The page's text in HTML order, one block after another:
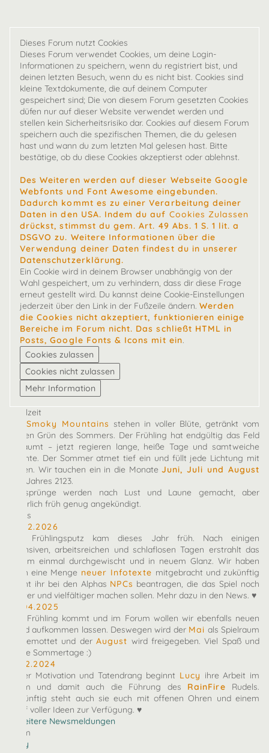
Dieses Forum nutzt Cookies
Dieses Forum verwendet Cookies, um deine Login-
Informationen zu speichern, wenn du registriert bist, und
deinen letzten Besuch, wenn du es nicht bist. Cookies sind
kleine Textdokumente, die auf deinem Computer
gespeichert sind; Die von diesem Forum gesetzten Cookies
düfen nur auf dieser Website verwendet werden und
stellen kein Sicherheitsrisiko dar. Cookies auf diesem Forum
speichern auch die spezifischen Themen, die du gelesen
hast und wann du zum letzten Mal gelesen hast. Bitte
bestätige, ob du diese Cookies akzeptierst oder ablehnst.
Des Weiteren werden auf dieser Webseite Google
Webfonts und Font Awesome eingebunden.
Dadurch kommt es zu einer Verarbeitung deiner
Daten in den USA. Indem du auf Cookies Zulassen
drückst, stimmst du gem. Art. 49 Abs. 1 S. 1 lit. a
DSGVO zu. Weitere Informationen über die
Verwendung deiner Daten findest du in unserer
Datenschutzerklärung.
Ein Cookie wird in deinem Browser unabhängig von der
Wahl gespeichert, um zu verhindern, dass dir diese Frage
erneut gestellt wird. Du kannst deine Cookie-Einstellungen
jederzeit über den Link in der Fußzeile ändern. Werden
die Cookies nicht akzeptiert, funktionieren einige
Bereiche im Forum nicht. Das schließt HTML in
Posts, Google Fonts & Icons mit ein.
Spielzeit
DieSmoky Mountains stehen in voller Blüte, getränkt vom
satten Grün des Sommers. Der Frühling hat endgültig das Feld
geräumt – jetzt regieren lange, heiße Tage und samtweiche
Nächte. Der Sommer atmet tief ein und füllt jede Lichtung mit
Leben. Wir tauchen ein in die MonateJuni, Juli und August
des Jahres 2123.
Zeitsprünge werden nach Lust und Laune gemacht, aber
natürlich früh genug angekündigt.
News
10.02.2026
Der Frühlingsputz kam dieses Jahr früh. Nach einigen
intensiven, arbeitsreichen und schlaflosen Tagen erstrahlt das
Forum einmal durchgewischt und in neuem Glanz. Wir haben
euch eine Menge neuer Infotexte mitgebracht und zukünftig
könnt ihr bei den Alphas NPCs beantragen, die das Spiel noch
bunter und vielfältiger machen sollen. Mehr dazu in den News. ♥
27.04.2025
Der Frühling kommt und im Forum wollen wir ebenfalls neuen
Wind aufkommen lassen. Deswegen wird der Mai als Spielraum
eingemottet und derAugust wird freigegeben. Viel Spaß und
heiße Sommertage :)
07.12.2024
Voller Motivation und Tatendrang beginnt Lucy ihre Arbeit im
Team und damit auch die Führung des RainFire Rudels.
Zukünftig steht auch sie euch mit offenen Ohren und einem
Kopf voller Ideen zur Verfügung. ♥
» Weitere Newsmeldungen
Team
arby